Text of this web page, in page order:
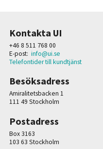
Kontakta UI
+46 8 511 768 00
E-post: info@ui.se
Telefontider till kundtjänst
Besöksadress
Amiralitetsbacken 1
111 49 Stockholm
Postadress
Box 3163
103 63 Stockholm